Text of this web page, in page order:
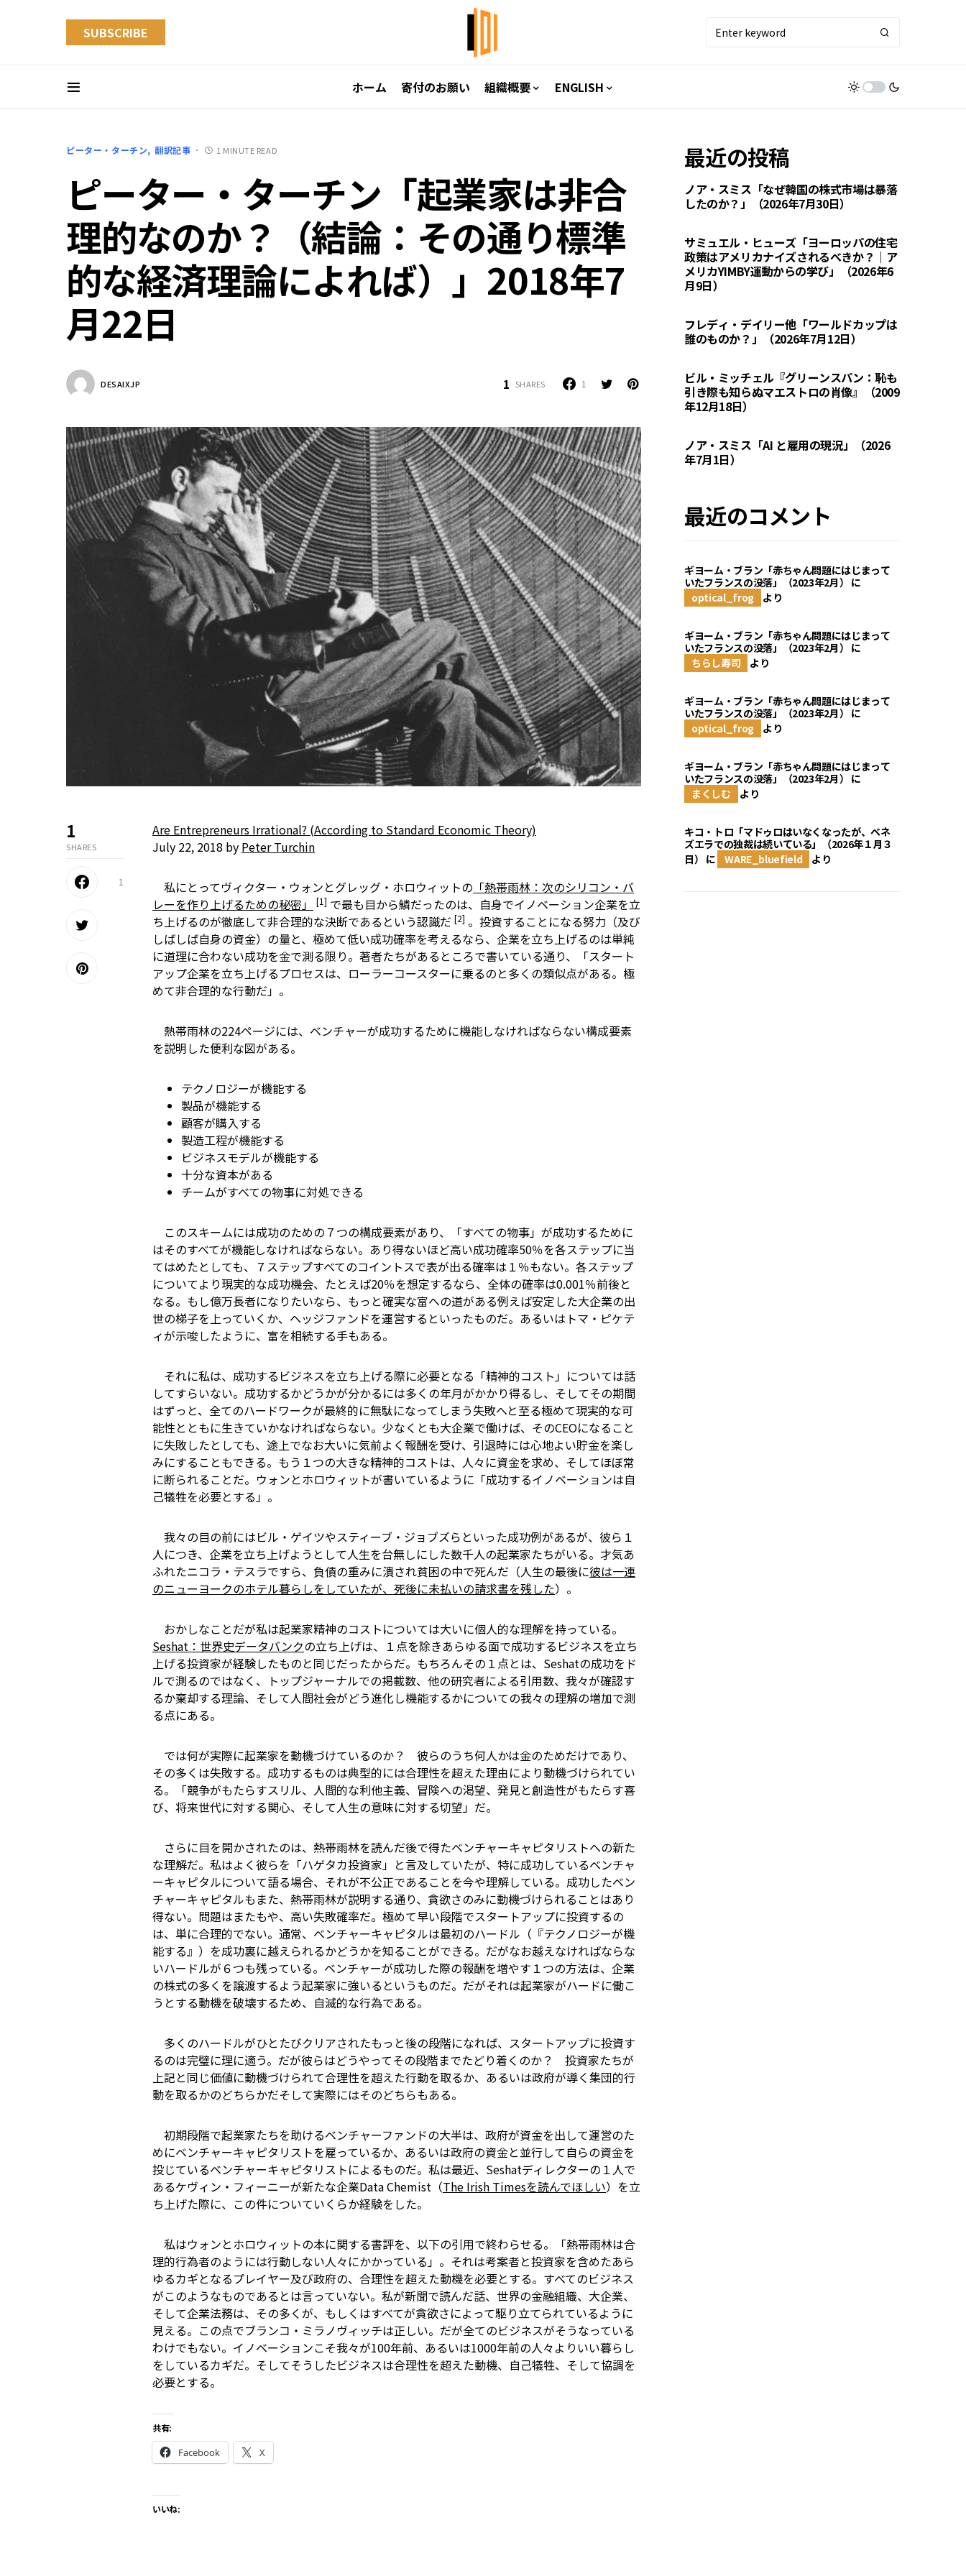
SUBSCRIBE
ホーム 寄付のお願い 組織概要 ENGLISH
ピーター・ターチン 翻訳記事 1 MINUTE READ
ピーター・ターチン「起業家は非合
理的なのか？（結論：その通り――標準
的な経済理論によれば）」2018年7
月22日
DESAIXJP 1 SHARES 1
1
SHARES
1
Are Entrepreneurs Irrational? (According to Standard Economic Theory)
July 22, 2018 by Peter Turchin
私にとってヴィクター・ウォンとグレッグ・ホロウィットの 「熱帯雨林：次のシリコン・バ
レーを作り上げるための秘密」
[1] で最も目から鱗だったのは、自身でイノベーション企業を立
ち上げるのが徹底して非合理的な決断であるという認識だ [2] 。投資することになる努力（及び
しばしば自身の資金）の量と、極めて低い成功確率を考えるなら、企業を立ち上げるのは単純
に道理に合わない――成功を金で測る限り。著者たちがあるところで書いている通り、「スタート
アップ企業を立ち上げるプロセスは、ローラーコースターに乗るのと多くの類似点がある。極
めて非合理的な行動だ」。
熱帯雨林の224ページには、ベンチャーが成功するために機能しなければならない構成要素
を説明した便利な図がある。
テクノロジーが機能する
製品が機能する
顧客が購入する
製造工程が機能する
ビジネスモデルが機能する
十分な資本がある
チームがすべての物事に対処できる
このスキームには成功のための７つの構成要素があり、「すべての物事」が成功するために
はそのすべてが機能しなければならない。あり得ないほど高い成功確率――50％――を各ステップに当
てはめたとしても、７ステップすべてのコイントスで表が出る確率は１％もない。各ステップ
についてより現実的な成功機会、たとえば20％を想定するなら、全体の確率は0.001％前後と
なる。もし億万長者になりたいなら、もっと確実な富への道がある――例えば安定した大企業の出
世の梯子を上っていくか、ヘッジファンドを運営するといったものだ。あるいはトマ・ピケテ
ィが示唆したように、富を相続する手もある。
それに私は、成功するビジネスを立ち上げる際に必要となる「精神的コスト」については話
してすらいない。成功するかどうかが分かるには多くの年月がかかり得るし、そしてその期間
はずっと、全てのハードワークが最終的に無駄になってしまう失敗へと至る極めて現実的な可
能性とともに生きていかなければならない。少なくとも大企業で働けば、そのCEOになること
に失敗したとしても、途上でなお大いに気前よく報酬を受け、引退時には心地よい貯金を楽し
みにすることもできる。もう１つの大きな精神的コストは、人々に資金を求め、そしてほぼ常
に断られることだ。ウォンとホロウィットが書いているように「成功するイノベーションは自
己犠牲を必要とする」。
我々の目の前にはビル・ゲイツやスティーブ・ジョブズらといった成功例があるが、彼ら１
人につき、企業を立ち上げようとして人生を台無しにした数千人の起業家たちがいる。才気あ
ふれたニコラ・テスラですら、負債の重みに潰され貧困の中で死んだ（人生の最後に彼は一連
のニューヨークのホテル暮らしをしていたが、死後に未払いの請求書を残した）。
おかしなことだが私は起業家精神のコストについては大いに個人的な理解を持っている。
Seshat：世界史データバンクの立ち上げは、１点を除きあらゆる面で成功するビジネスを立ち
上げる投資家が経験したものと同じだったからだ。もちろんその１点とは、Seshatの成功をド
ルで測るのではなく、トップジャーナルでの掲載数、他の研究者による引用数、我々が確認す
るか棄却する理論、そして人間社会がどう進化し機能するかについての我々の理解の増加で測
る点にある。
では何が実際に起業家を動機づけているのか？ 彼らのうち何人かは金のためだけであり、
その多くは失敗する。成功するものは典型的には合理性を超えた理由により動機づけられてい
る。「競争がもたらすスリル、人間的な利他主義、冒険への渇望、発見と創造性がもたらす喜
び、将来世代に対する関心、そして人生の意味に対する切望」だ。
さらに目を開かされたのは、熱帯雨林を読んだ後で得たベンチャーキャピタリストへの新た
な理解だ。私はよく彼らを「ハゲタカ投資家」と言及していたが、特に成功しているベンチャ
ーキャピタルについて語る場合、それが不公正であることを今や理解している。成功したベン
チャーキャピタルもまた、熱帯雨林が説明する通り、貪欲さのみに動機づけられることはあり
得ない。問題はまたもや、高い失敗確率だ。極めて早い段階でスタートアップに投資するの
は、単に合理的でない。通常、ベンチャーキャピタルは最初のハードル（『テクノロジーが機
能する』）を成功裏に越えられるかどうかを知ることができる。だがなお越えなければならな
いハードルが６つも残っている。ベンチャーが成功した際の報酬を増やす１つの方法は、企業
の株式の多くを譲渡するよう起業家に強いるというものだ。だがそれは起業家がハードに働こ
うとする動機を破壊するため、自滅的な行為である。
多くのハードルがひとたびクリアされたもっと後の段階になれば、スタートアップに投資す
るのは完璧に理に適う。だが彼らはどうやってその段階までたどり着くのか？ 投資家たちが
上記と同じ価値に動機づけられて合理性を超えた行動を取るか、あるいは政府が導く集団的行
動を取るかのどちらかだ――そして実際にはそのどちらもある。
初期段階で起業家たちを助けるベンチャーファンドの大半は、政府が資金を出して運営のた
めにベンチャーキャピタリストを雇っているか、あるいは政府の資金と並行して自らの資金を
投じているベンチャーキャピタリストによるものだ。私は最近、Seshatディレクターの１人で
あるケヴィン・フィーニーが新たな企業Data Chemist（The Irish Timesを読んでほしい）を立
ち上げた際に、この件についていくらか経験をした。
私はウォンとホロウィットの本に関する書評を、以下の引用で終わらせる。「熱帯雨林は合
理的行為者のようには行動しない人々にかかっている」。それは考案者と投資家を含めたあら
ゆるカギとなるプレイヤー及び政府の、合理性を超えた動機を必要とする。すべてのビジネス
がこのようなものであるとは言っていない。私が新聞で読んだ話、世界の金融組織、大企業、
そして企業法務は、その多くが、もしくはすべてが貪欲さによって駆り立てられているように
見える。この点でブランコ・ミラノヴィッチは正しい。だが全てのビジネスがそうなっている
わけでもない。イノベーションこそ我々が100年前、あるいは1000年前の人々よりいい暮らし
をしているカギだ。そしてそうしたビジネスは合理性を超えた動機、自己犠牲、そして協調を
必要とする。
共有:
Facebook X
いいね:
最近の投稿
ノア・スミス「なぜ韓国の株式市場は暴落
したのか？」（2026年7月30日）
サミュエル・ヒューズ「ヨーロッパの住宅
政策はアメリカナイズされるべきか？｜ア
メリカYIMBY運動からの学び」（2026年6
月9日）
フレディ・デイリー他「ワールドカップは
誰のものか？」（2026年7月12日）
ビル・ミッチェル『グリーンスパン：恥も
引き際も知らぬマエストロの肖像』（2009
年12月18日）
ノア・スミス「AI と雇用の現況」（2026
年7月1日）
最近のコメント
ギヨーム・ブラン「赤ちゃん問題にはじまって
いたフランスの没落」（2023年2月） に
optical_frog
より
ギヨーム・ブラン「赤ちゃん問題にはじまって
いたフランスの没落」（2023年2月） に
ちらし寿司
より
ギヨーム・ブラン「赤ちゃん問題にはじまって
いたフランスの没落」（2023年2月） に
optical_frog
より
ギヨーム・ブラン「赤ちゃん問題にはじまって
いたフランスの没落」（2023年2月） に
まくしむ
より
キコ・トロ「マドゥロはいなくなったが、ベネ
ズエラでの独裁は続いている」（2026年１月３
日） に WARE_bluefield より